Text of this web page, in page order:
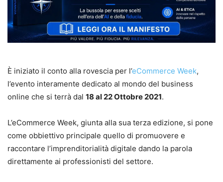
È iniziato il conto alla rovescia per l’eCommerce Week,
l’evento interamente dedicato al mondo del business
online che si terrà dal 18 al 22 Ottobre 2021.
L’eCommerce Week, giunta alla sua terza edizione, si pone
come obbiettivo principale quello di promuovere e
raccontare l’imprenditorialità digitale dando la parola
direttamente ai professionisti del settore.